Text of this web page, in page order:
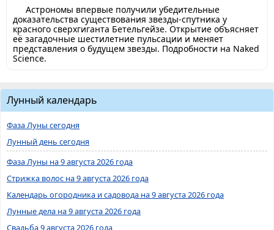
Астрономы впервые получили убедительные
доказательства существования звезды-спутника у
красного сверхгиганта Бетельгейзе. Открытие объясняет
её загадочные шестилетние пульсации и меняет
представления о будущем звезды. Подробности на Naked
Science.
Лунный календарь
Фаза Луны сегодня
Лунный день сегодня
Фаза Луны на 9 августа 2026 года
Стрижка волос на 9 августа 2026 года
Календарь огородника и садовода на 9 августа 2026 года
Лунные дела на 9 августа 2026 года
Свадьба 9 августа 2026 года